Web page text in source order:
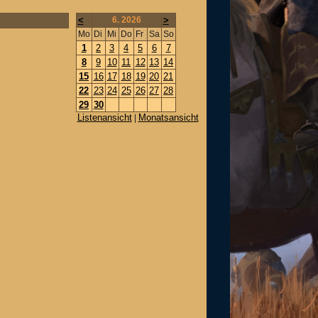
< 6. 2026 >
Mo Di Mi Do Fr Sa So
1 2 3 4 5 6
7
8
9 10 11 12 13 14
15 16 17 18 19 20 21
22 23 24 25 26 27 28
29 30
Listenansicht| Monatsansicht